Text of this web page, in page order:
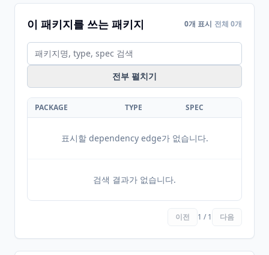
이 패키지를 쓰는 패키지 0개 표시 전체 0개
전부 펼치기
PACKAGE TYPE SPEC
표시할 dependency edge가 없습니다.
검색 결과가 없습니다.
이전 1 / 1 다음